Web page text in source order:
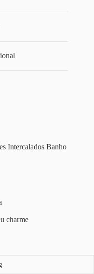
Intercalados Banho
charme